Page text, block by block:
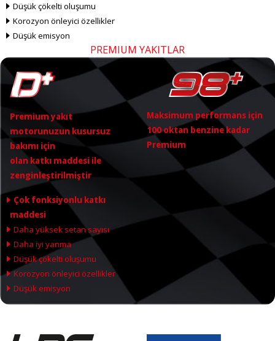
Düşük çökelti oluşumu
Korozyon önleyici özellikler
Düşük emisyon
PREMIUM YAKITLAR
Premium yakıt
motorunuzun kusursuz
bakımı için
olan katkı maddesi ile
zenginleştirilmiştir
Çok fonksiyonlu katkı
maddesi
Daha yüksek setan sayısı
Daha iyi yanma
Düşük çökelti oluşumu
Korozyon önleyici özellikler
Düşük emisyon
Maksimum performans için
100 oktan benzine kadar
Premium